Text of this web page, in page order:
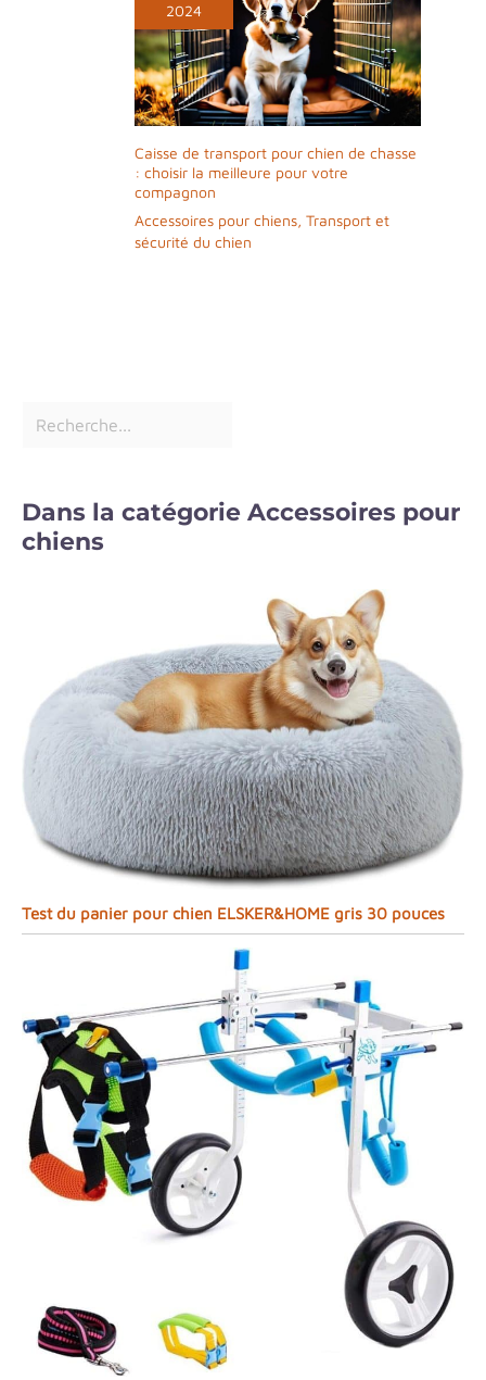
2024
Caisse de transport pour chien de chasse
: choisir la meilleure pour votre
compagnon
Accessoires pour chiens, Transport et
sécurité du chien
Dans la catégorie Accessoires pour
chiens
Test du panier pour chien ELSKER&HOME gris 30 pouces